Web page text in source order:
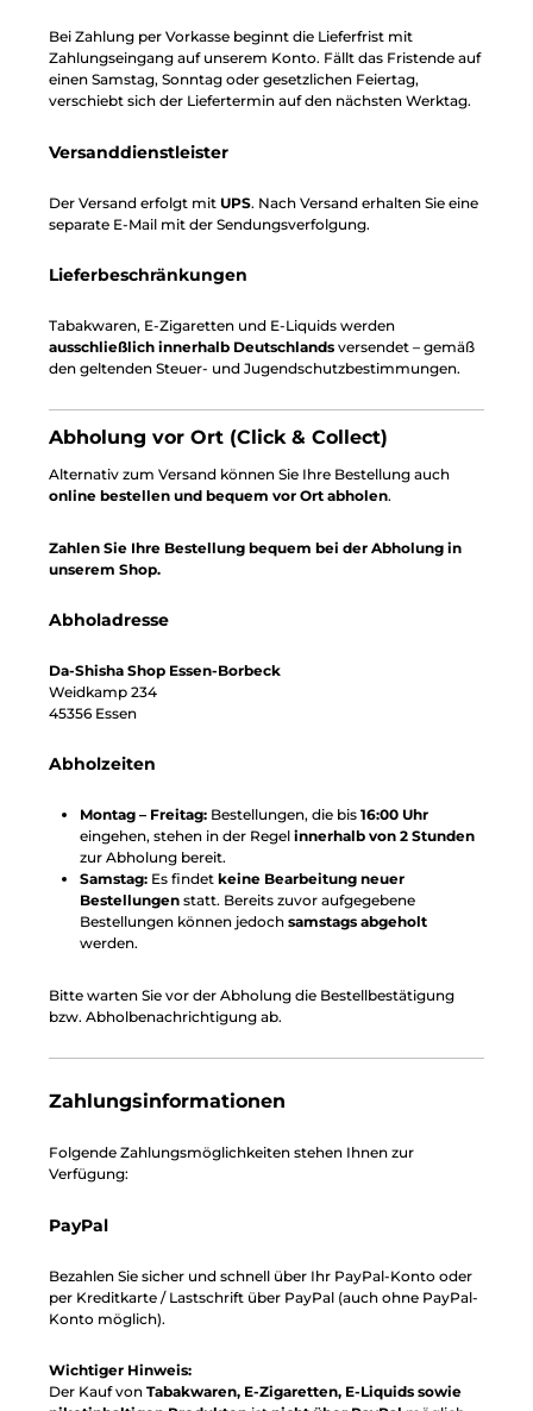
Bei Zahlung per Vorkasse beginnt die Lieferfrist mit
Zahlungseingang auf unserem Konto. Fällt das Fristende auf
einen Samstag, Sonntag oder gesetzlichen Feiertag,
verschiebt sich der Liefertermin auf den nächsten Werktag.
Versanddienstleister
Der Versand erfolgt mit UPS. Nach Versand erhalten Sie eine
separate E-Mail mit der Sendungsverfolgung.
Lieferbeschränkungen
Tabakwaren, E-Zigaretten und E-Liquids werden
ausschließlich innerhalb Deutschlands versendet – gemäß
den geltenden Steuer- und Jugendschutzbestimmungen.
Abholung vor Ort (Click & Collect)
Alternativ zum Versand können Sie Ihre Bestellung auch
online bestellen und bequem vor Ort abholen.
Zahlen Sie Ihre Bestellung bequem bei der Abholung in
unserem Shop.
Abholadresse
Da-Shisha Shop Essen-Borbeck
Weidkamp 234
45356 Essen
Abholzeiten
Montag – Freitag:Bestellungen, die bis 16:00 Uhr
eingehen, stehen in der Regel innerhalb von 2 Stunden
zur Abholung bereit.
Samstag:Es findet keine Bearbeitung neuer
Bestellungenstatt. Bereits zuvor aufgegebene
Bestellungen können jedoch samstags abgeholt
werden.
Bitte warten Sie vor der Abholung die Bestellbestätigung
bzw. Abholbenachrichtigung ab.
Zahlungsinformationen
Folgende Zahlungsmöglichkeiten stehen Ihnen zur
Verfügung:
PayPal
Bezahlen Sie sicher und schnell über Ihr PayPal-Konto oder
per Kreditkarte / Lastschrift über PayPal (auch ohne PayPal-
Konto möglich).
Wichtiger Hinweis:
Der Kauf von Tabakwaren, E-Zigaretten, E-Liquids sowie